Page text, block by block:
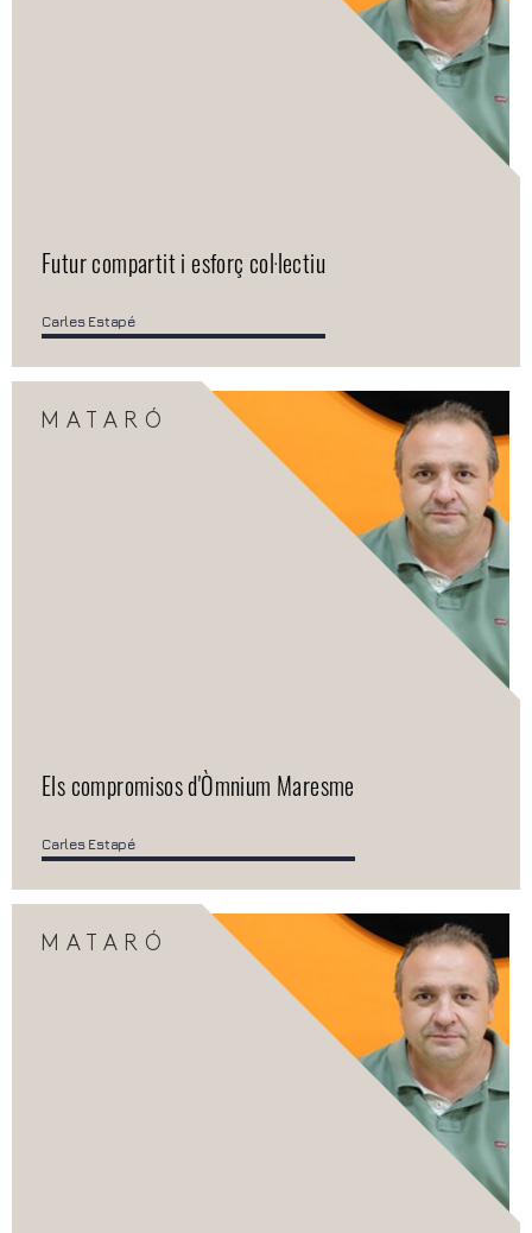
Futur compartit i esforç col·lectiu
Carles Estapé
MATARÓ
Els compromisos d'Òmnium Maresme
Carles Estapé
MATARÓ